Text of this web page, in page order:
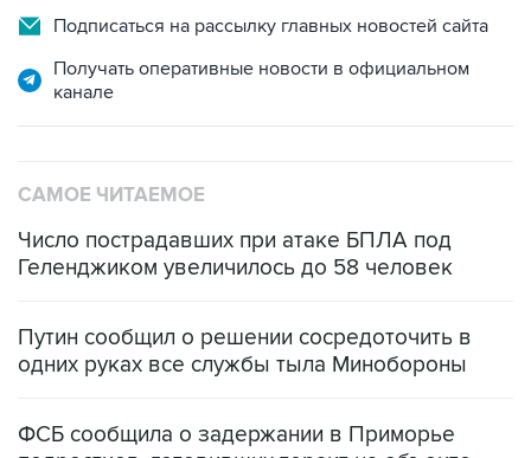
Подписаться на рассылку главных новостей сайта
Получать оперативные новости в официальном
канале
САМОЕ ЧИТАЕМОЕ
Число пострадавших при атаке БПЛА под
Геленджиком увеличилось до 58 человек
Путин сообщил о решении сосредоточить в
одних руках все службы тыла Минобороны
ФСБ сообщила о задержании в Приморье